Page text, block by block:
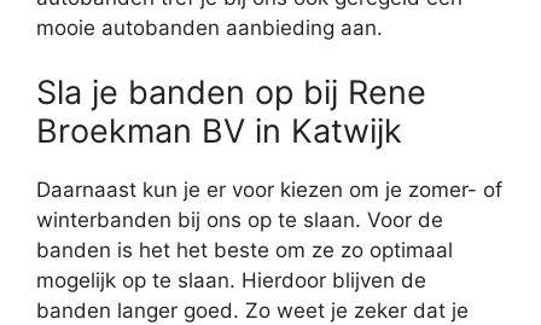
mooie autobanden aanbieding aan.
Sla je banden op bij Rene
Broekman BV in Katwijk
Daarnaast kun je er voor kiezen om je zomer- of
winterbanden bij ons op te slaan. Voor de
banden is het het beste om ze zo optimaal
mogelijk op te slaan. Hierdoor blijven de
banden langer goed. Zo weet je zeker dat je